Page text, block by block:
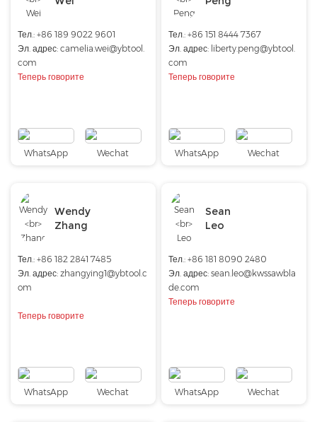
Тел.: +86 189 9022 9601
Эл. адрес: camelia.wei@ybtool.
com
Теперь говорите
WhatsApp Wechat
Тел.: +86 151 8444 7367
Эл. адрес: liberty.peng@ybtool.
com
Теперь говорите
WhatsApp Wechat
Wendy
Zhang
Тел.: +86 182 2841 7485
Эл. адрес: zhangying1@ybtool.c
om
Теперь говорите
WhatsApp Wechat
Sean
Leo
Тел.: +86 181 8090 2480
Эл. адрес:sean.leo@kwssawbla
de.com
Теперь говорите
WhatsApp Wechat